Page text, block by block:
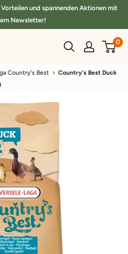
und spannenden Aktionen mit
Newsletter!
0
Country's Best › Country's Best Duck